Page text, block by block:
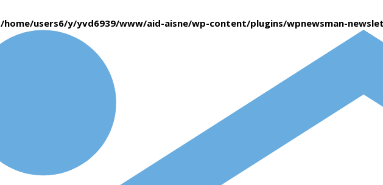
/home/users6/y/yvd6939/www/aid-aisne/wp-content/plugins/wpnewsman-